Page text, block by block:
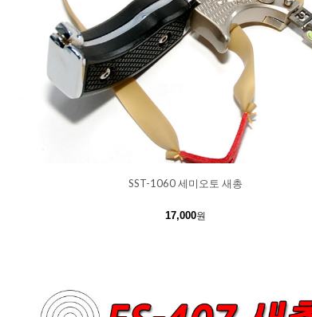
SST-1060 세미오토 새총
17,000원